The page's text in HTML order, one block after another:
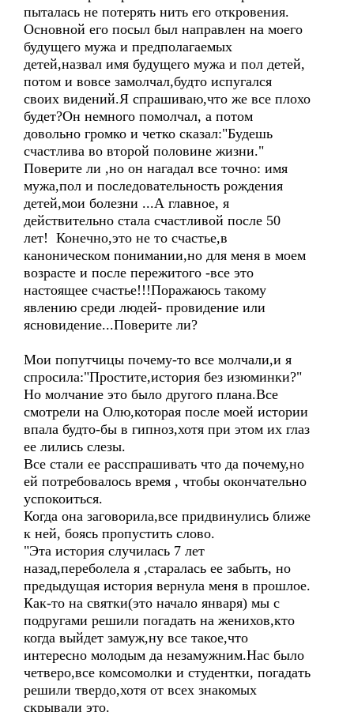
пыталась не потерять нить его откровения.
Основной его посыл был направлен на моего
будущего мужа и предполагаемых
детей,назвал имя будущего мужа и пол детей,
потом и вовсе замолчал,будто испугался
своих видений.Я спрашиваю,что же все плохо
будет?Он немного помолчал, а потом
довольно громко и четко сказал:"Будешь
счастлива во второй половине жизни."
Поверите ли ,но он нагадал все точно: имя
мужа,пол и последовательность рождения
детей,мои болезни ...А главное, я
действительно стала счастливой после 50
лет! Конечно,это не то счастье,в
каноническом понимании,но для меня в моем
возрасте и после пережитого -все это
настоящее счастье!!!Поражаюсь такому
явлению среди людей- провидение или
ясновидение...Поверите ли?
Мои попутчицы почему-то все молчали,и я
спросила:"Простите,история без изюминки?"
Но молчание это было другого плана.Все
смотрели на Олю,которая после моей истории
впала будто-бы в гипноз,хотя при этом их глаз
ее лились слезы.
Все стали ее расспрашивать что да почему,но
ей потребовалось время , чтобы окончательно
успокоиться.
Когда она заговорила,все придвинулись ближе
к ней, боясь пропустить слово.
"Эта история случилась 7 лет
назад,переболела я ,старалась ее забыть, но
предыдущая история вернула меня в прошлое.
Как-то на святки(это начало января) мы с
подругами решили погадать на женихов,кто
когда выйдет замуж,ну все такое,что
интересно молодым да незамужним.Нас было
четверо,все комсомолки и студентки, погадать
решили твердо,хотя от всех знакомых
скрывали это.